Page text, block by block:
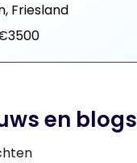
Friesland
en blogs